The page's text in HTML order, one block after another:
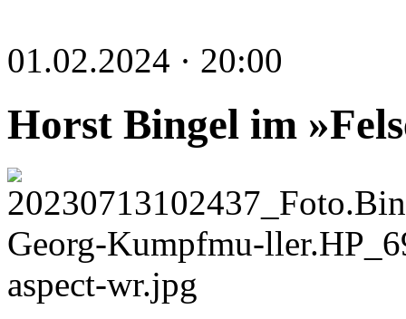
01.02.2024 · 20:00
Horst Bingel im